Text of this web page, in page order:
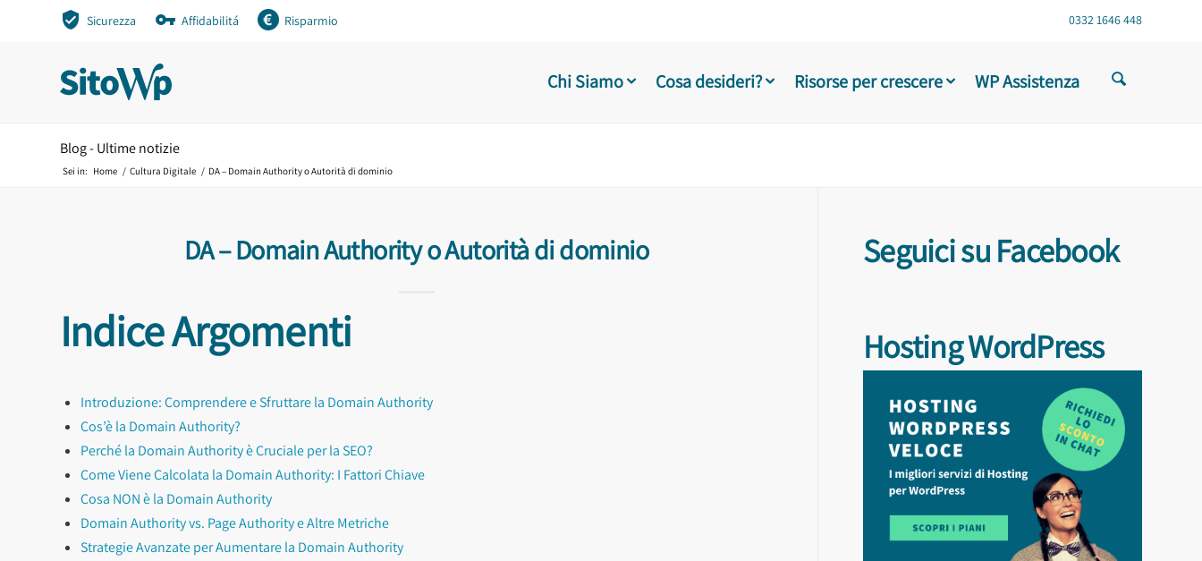
Sicurezza Affidabilitá Risparmio 0332 1646 448
Chi Siamo Cosa desideri? Risorse per crescere WP Assistenza
Blog - Ultime notizie
Sei in: Home / Cultura Digitale / DA – Domain Authority o Autorità di dominio
DA – Domain Authority o Autorità di dominio
Indice Argomenti
Introduzione: Comprendere e Sfruttare la Domain Authority
Cos’è la Domain Authority?
Perché la Domain Authority è Cruciale per la SEO?
Come Viene Calcolata la Domain Authority: I Fattori Chiave
Cosa NON è la Domain Authority
Domain Authority vs. Page Authority e Altre Metriche
Strategie Avanzate per Aumentare la Domain Authority
Seguici su Facebook
Hosting WordPress